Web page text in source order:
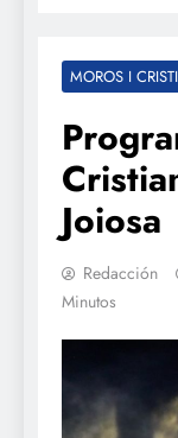
MOROS I
Joiosa
Redacción
Minutos